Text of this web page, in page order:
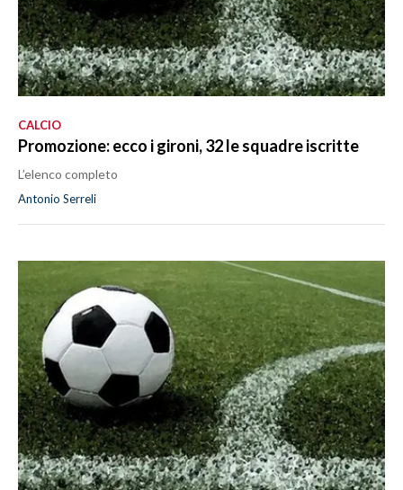
CALCIO
Promozione: ecco i gironi, 32 le squadre iscritte
L’elenco completo
Antonio Serreli